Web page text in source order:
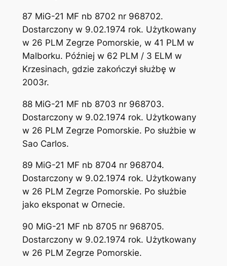
87 MiG-21 MF nb 8702 nr 968702.
Dostarczony w 9.02.1974 rok. Użytkowany
w 26 PLM Zegrze Pomorskie, w 41 PLM w
Malborku. Później w 62 PLM / 3 ELM w
Krzesinach, gdzie zakończył służbę w
2003r.
88 MiG-21 MF nb 8703 nr 968703.
Dostarczony w 9.02.1974 rok. Użytkowany
w 26 PLM Zegrze Pomorskie. Po służbie w
Sao Carlos.
89 MiG-21 MF nb 8704 nr 968704.
Dostarczony w 9.02.1974 rok. Użytkowany
w 26 PLM Zegrze Pomorskie. Po służbie
jako eksponat w Ornecie.
90 MiG-21 MF nb 8705 nr 968705.
Dostarczony w 9.02.1974 rok. Użytkowany
w 26 PLM Zegrze Pomorskie.